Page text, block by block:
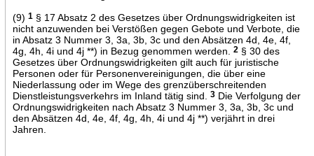
(9) 1§ 17 Absatz 2 des Gesetzes über Ordnungswidrigkeiten ist
nicht anzuwenden bei Verstößen gegen Gebote und Verbote, die
in Absatz 3 Nummer 3, 3a, 3b, 3c und den Absätzen 4d, 4e, 4f,
4g, 4h, 4i und 4j **) in Bezug genommen werden.
2§ 30 des
Gesetzes über Ordnungswidrigkeiten gilt auch für juristische
Personen oder für Personenvereinigungen, die über eine
Niederlassung oder im Wege des grenzüberschreitenden
Dienstleistungsverkehrs im Inland tätig sind.
3Die Verfolgung der
Ordnungswidrigkeiten nach Absatz 3 Nummer 3, 3a, 3b, 3c und
den Absätzen 4d, 4e, 4f, 4g, 4h, 4i und 4j **) verjährt in drei
Jahren.